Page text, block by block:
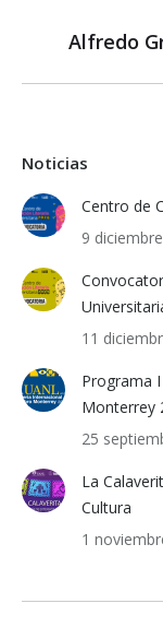
Alfredo
Noticias
Centro de
9
11
Programa
Monterrey
25
La
Cultura
1